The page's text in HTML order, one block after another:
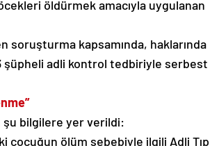
öldürmek amacıyla uygulanan
soruşturma kapsamında, haklarında
şüpheli adli kontrol tedbiriyle serbest
şu bilgilere yer verildi:
çocuğun ölüm sebebiyle ilgili Adli Tıp